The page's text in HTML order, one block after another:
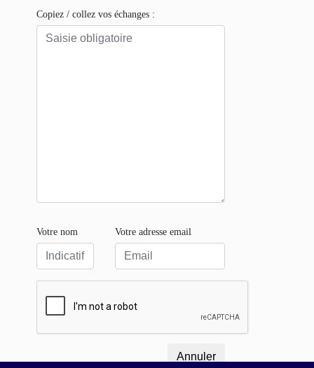
Copiez / collez vos échanges :
Votre nom Votre adresse email